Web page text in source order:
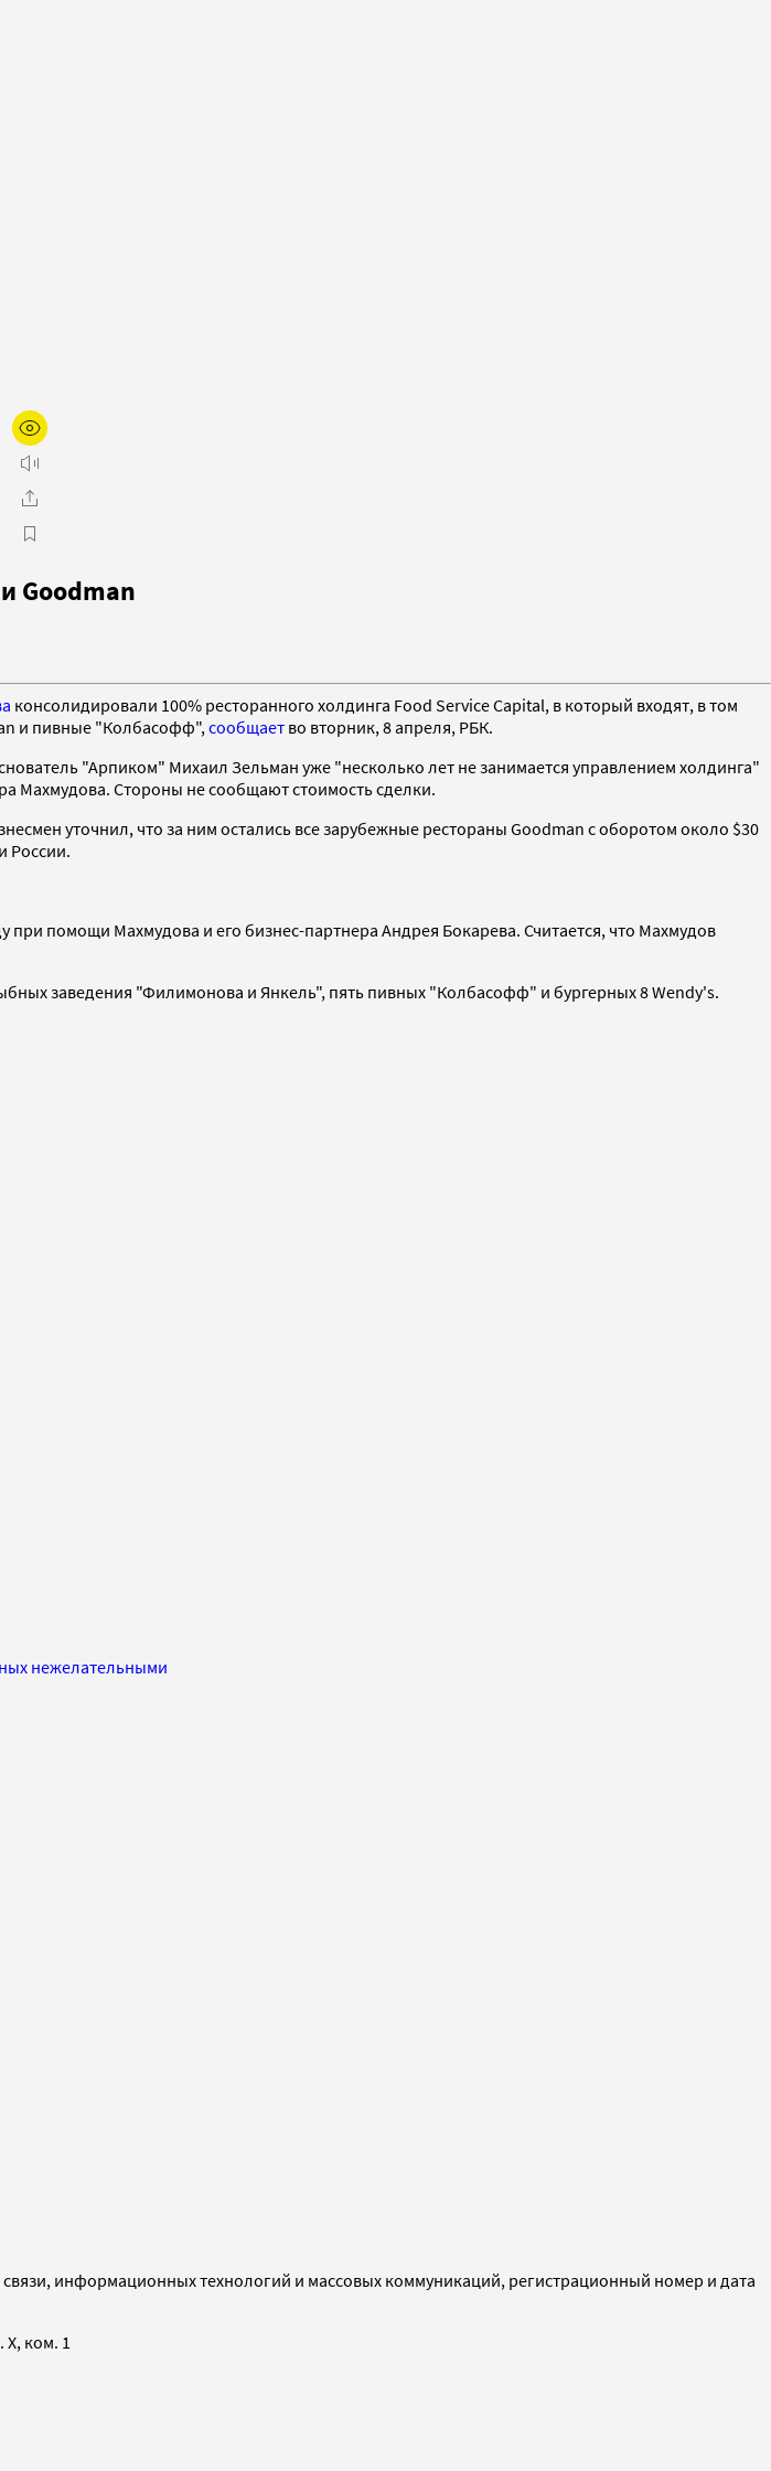
Goodman
консолидировали 100% ресторанного холдинга Food Service Capital, в который входят, в том
и пивные "Колбасофф", сообщает во вторник, 8 апреля, РБК.
"Арпиком" Михаил Зельман уже "несколько лет не занимается управлением холдинга"
Махмудова. Стороны не сообщают стоимость сделки.
уточнил, что за ним остались все зарубежные рестораны Goodman с оборотом около $30
России.
помощи Махмудова и его бизнес-партнера Андрея Бокарева. Считается, что Махмудов
заведения "Филимонова и Янкель", пять пивных "Колбасофф" и бургерных 8 Wendy's.
нежелательными
информационных технологий и массовых коммуникаций, регистрационный номер и дата
ком. 1